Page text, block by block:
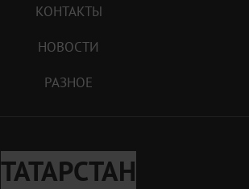
КОНТАКТЫ
НОВОСТИ
РАЗНОЕ
ТАТАРСТАН